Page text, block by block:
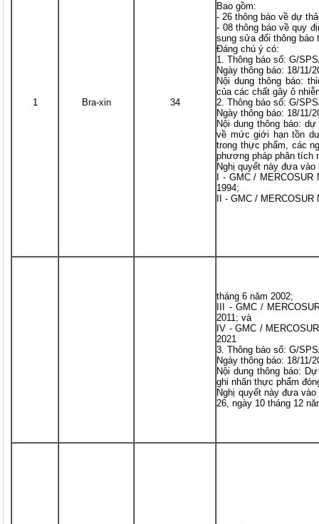
1 Bra-xin 34
Bao gồm:
- 26 thông báo về dự
- 08 thông báo về quy
sung sửa đổi thông báo
Đáng chú ý có:
1. Thông báo số: G/
Ngày thông báo: 18/11/
Nội dung thông báo:
của các chất gây ô
2. Thông báo số: G/
Ngày thông báo: 18/11/
Nội dung thông báo:
về mức giới hạn tồn
trong thực phẩm, các
phương pháp phân tích
Nghị quyết này đưa
I - GMC /
1994;
II - GMC /
tháng 6 năm 2002;
III - GMC /
2011; và
IV - GMC /
2021
3. Thông báo số: G/
Ngày thông báo: 18/11/
Nội dung thông báo:
ghi nhãn thực phẩm
Nghị quyết này đưa
26, ngày 10 tháng 12